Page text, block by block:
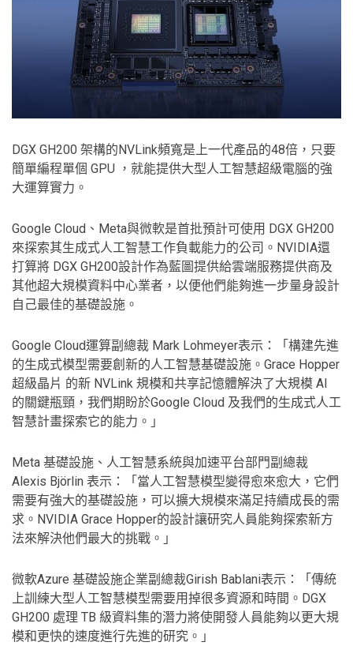
DGX GH200 架構的NVLink頻寬是上一代產品的48倍，只要
簡單編程單個 GPU ，就能提供大型人工智慧超級電腦的強
大運算實力。
Google Cloud、Meta與微軟是首批預計可使用 DGX GH200
來探索其生成式人工智慧工作負載能力的公司。NVIDIA還
打算將 DGX GH200設計作為藍圖提供給雲端服務提供商及
其他超大規模資料中心業者，以便他們能夠進一步量身設計
自己最佳的基礎設施。
Google Cloud運算副總裁 Mark Lohmeyer表示：「構建先進
的生成式模型需要創新的人工智慧基礎設施。Grace Hopper
超級晶片 的新 NVLink 規模和共享記憶體解決了大規模 AI
的關鍵瓶頸，我們期盼於Google Cloud 及我們的生成式人工
智慧計畫探索它的能力。」
Meta 基礎設施、人工智慧系統與加速平台部門副總裁
Alexis Björlin 表示：「當人工智慧模型變得愈來愈大，它們
需要有強大的基礎設施，可以擴大規模來滿足持續成長的需
求。NVIDIA Grace Hopper的設計讓研究人員能夠探索新方
法來解決他們最大的挑戰。」
微軟Azure 基礎設施企業副總裁Girish Bablani表示：「傳統
上訓練大型人工智慧模型需要用掉很多資源和時間。DGX
GH200 處理 TB 級資料集的潛力將使開發人員能夠以更大規
模和更快的速度進行先進的研究。」